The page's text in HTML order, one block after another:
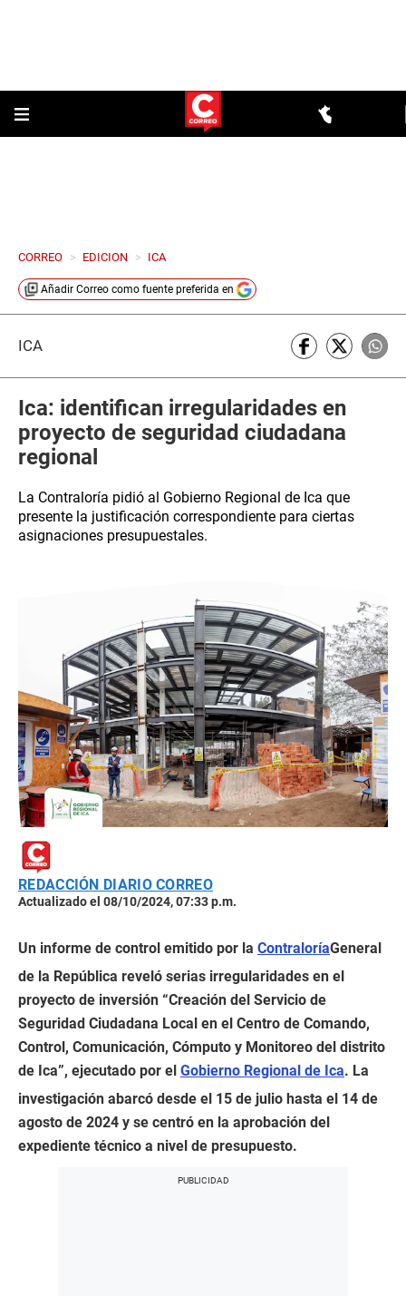
CORREO > EDICION > ICA
Añadir Correo como fuente preferida en
ICA
Ica: identifican irregularidades en
proyecto de seguridad ciudadana
regional
La Contraloría pidió al Gobierno Regional de Ica que
presente la justificación correspondiente para ciertas
asignaciones presupuestales.
REDACCIÓN DIARIO CORREO
Actualizado el 08/10/2024, 07:33 p.m.
Un informe de control emitido por la ContraloríaGeneral
de la República reveló serias irregularidades en el
proyecto de inversión “Creación del Servicio de
Seguridad Ciudadana Local en el Centro de Comando,
Control, Comunicación, Cómputo y Monitoreo del distrito
de Ica”, ejecutado por el Gobierno Regional de Ica. La
investigación abarcó desde el 15 de julio hasta el 14 de
agosto de 2024 y se centró en la aprobación del
expediente técnico a nivel de presupuesto.